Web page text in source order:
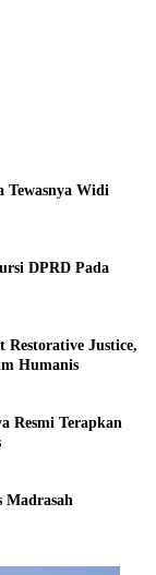
Tewasnya Widi
DPRD Pada
Justice,
Humanis
Resmi Terapkan